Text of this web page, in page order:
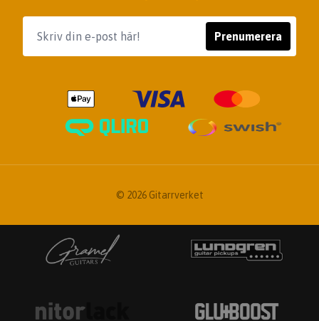
Prenumerera
© 2026 Gitarrverket